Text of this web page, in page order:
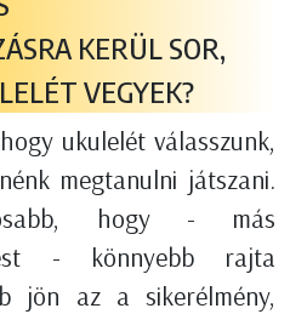
KERÜL SOR,
VEGYEK?
ukulelét válasszunk,
megtanulni játszani.
hogy - más
- könnyebb rajta
jön az a sikerélmény,